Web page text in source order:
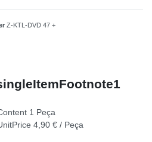
Z-KTL-DVD 47 +
1 Peça
4,90 € / Peça